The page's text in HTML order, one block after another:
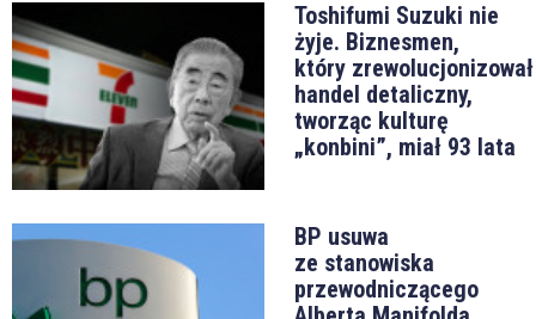
Toshifumi Suzuki nie
żyje. Biznesmen,
który zrewolucjonizował
handel detaliczny,
tworząc kulturę
„konbini”, miał 93 lata
BP usuwa
ze stanowiska
przewodniczącego